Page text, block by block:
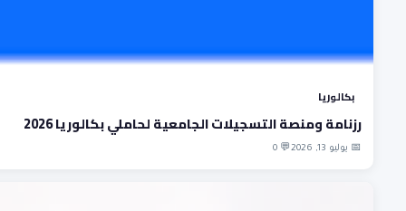
بكالوريا
رزنامة ومنصة التسجيلات الجامعية لحاملي بكالوريا 2026
📅 يوليو 13, 2026 💬 0